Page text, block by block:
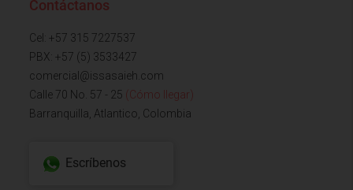
Contáctanos
Cel: +57 315 7227537
PBX: +57 (5) 3533427
comercial@issasaieh.com
Calle 70 No. 57 - 25 (Cómo llegar)
Barranquilla, Atlantico, Colombia
Escríbenos